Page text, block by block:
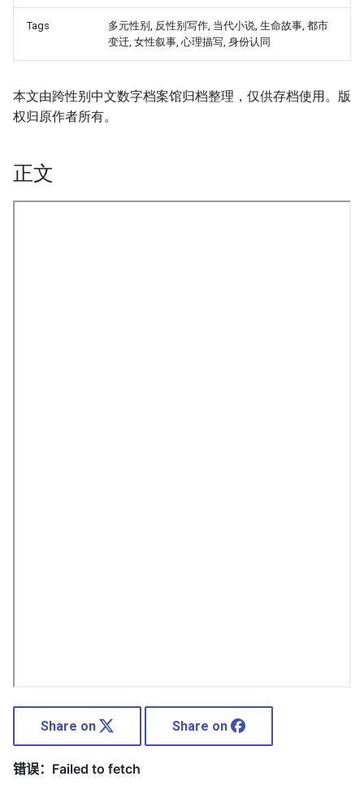
Tags
多元性别, 反性别写作, 当代小说, 生命故事, 都市
变迁, 女性叙事, 心理描写, 身份认同
本文由跨性别中文数字档案馆归档整理，仅供存档使用。版
权归原作者所有。
正文
Share on Share on